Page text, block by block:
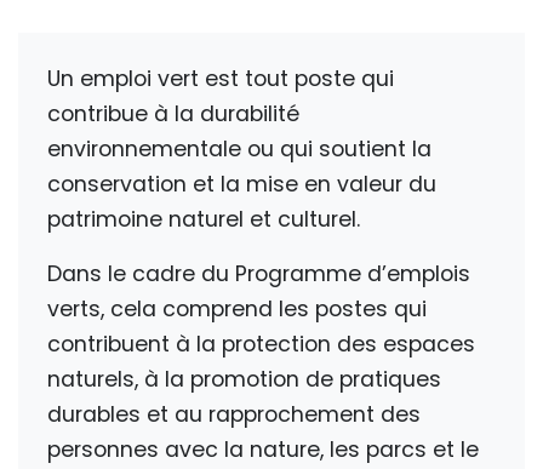
Un emploi vert est tout poste qui
contribue à la durabilité
environnementale ou qui soutient la
conservation et la mise en valeur du
patrimoine naturel et culturel.
Dans le cadre du Programme d’emplois
verts, cela comprend les postes qui
contribuent à la protection des espaces
naturels, à la promotion de pratiques
durables et au rapprochement des
personnes avec la nature, les parcs et le